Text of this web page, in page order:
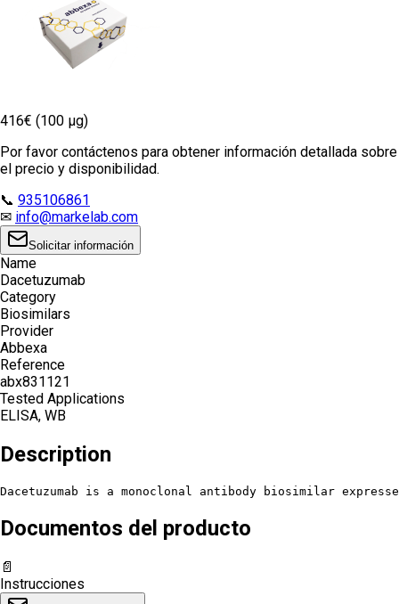
416€ (100 µg)
Por favor contáctenos para obtener información detallada sobre
el precio y disponibilidad.
📞 935106861
✉ info@markelab.com
Solicitar información
Name
Dacetuzumab
Category
Biosimilars
Provider
Abbexa
Reference
abx831121
Tested Applications
ELISA, WB
Description
Dacetuzumab is a monoclonal antibody biosimilar
Documentos del producto
📄
Instrucciones